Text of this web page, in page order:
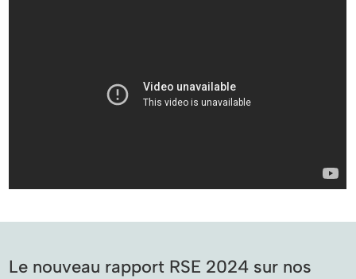
Le nouveau rapport RSE 2024 sur nos